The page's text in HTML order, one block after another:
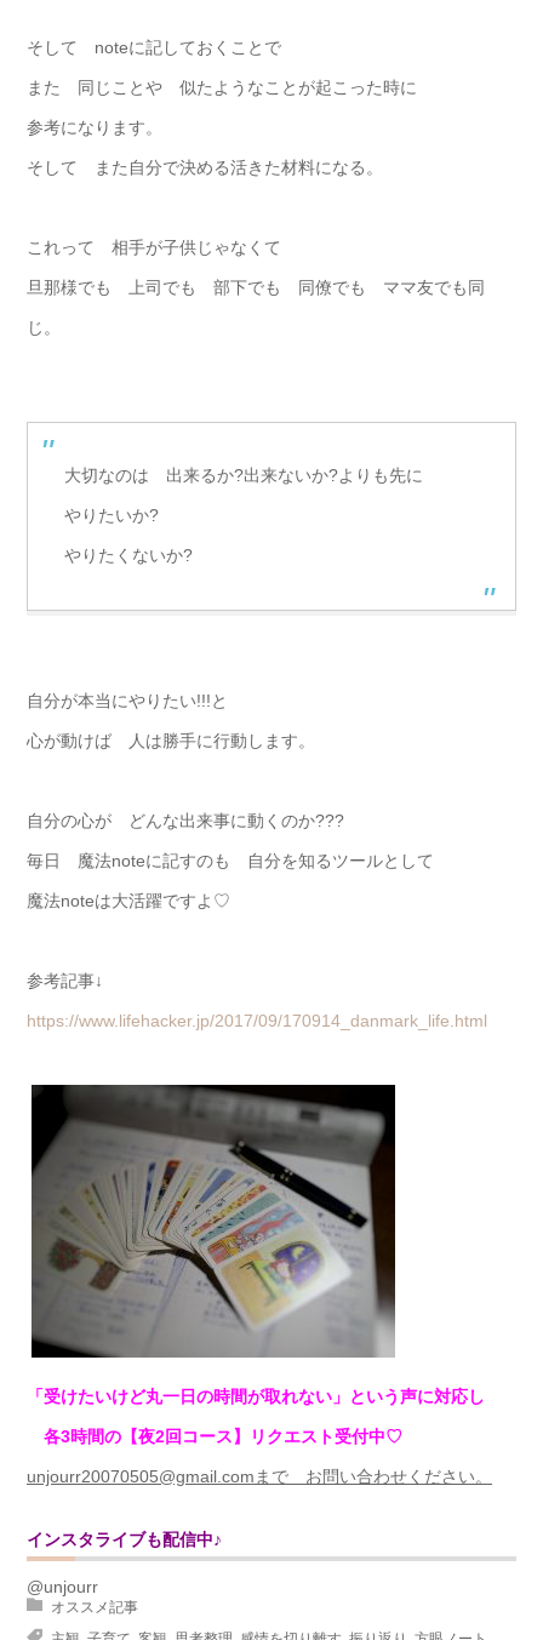
そして noteに記しておくことで
また 同じことや 似たようなことが起こった時に
参考になります。
そして また自分で決める活きた材料になる。
これって 相手が子供じゃなくて
旦那様でも 上司でも 部下でも 同僚でも ママ友でも同
じ。
大切なのは 出来るか?出来ないか?よりも先に
やりたいか?
やりたくないか?
自分が本当にやりたい!!!と
心が動けば 人は勝手に行動します。
自分の心が どんな出来事に動くのか???
毎日 魔法noteに記すのも 自分を知るツールとして
魔法noteは大活躍ですよ♡
参考記事↓
https://www.lifehacker.jp/2017/09/170914_danmark_life.html
「受けたいけど丸一日の時間が取れない」という声に対応し
各3時間の【夜2回コース】リクエスト受付中♡
unjourr20070505@gmail.comまで お問い合わせください。
インスタライブも配信中♪
@unjourr
オススメ記事